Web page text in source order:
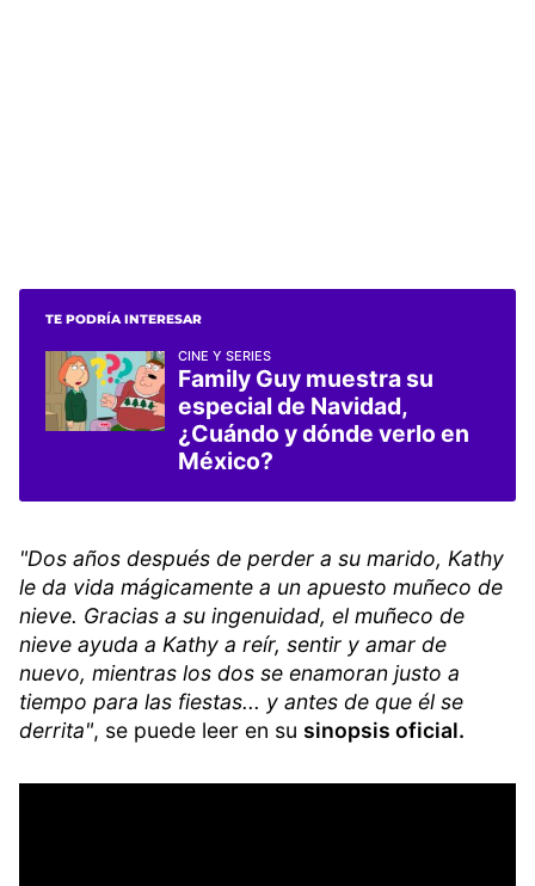
TE PODRÍA INTERESAR
CINE Y SERIES
Family Guy muestra su
especial de Navidad,
¿Cuándo y dónde verlo en
México?
"Dos años después de perder a su marido, Kathy
le da vida mágicamente a un apuesto muñeco de
nieve. Gracias a su ingenuidad, el muñeco de
nieve ayuda a Kathy a reír, sentir y amar de
nuevo, mientras los dos se enamoran justo a
tiempo para las fiestas... y antes de que él se
derrita", se puede leer en su sinopsis oficial.